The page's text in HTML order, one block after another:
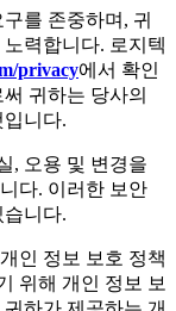
를 존중하며, 귀
력합니다. 로지텍
privacy에서 확인
귀하는 당사의
니다.
, 오용 및 변경을
다. 이러한 보안
니다.
인 정보 보호 정책
위해 개인 정보 보